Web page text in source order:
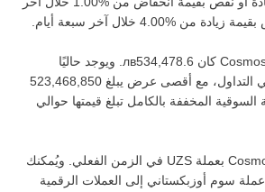
زيادة من ‏ خلال آخر سبعة أيام.
كان ‏
. ويوجد حاليًا
التداول، مع أقصى عرض يبلغ
السوقية المخففة بالكامل تبلغ قيمتها حوالي
بعملة ‏ UZS في الزمن الفعلي. ويُمكنك
سوم أوزبكستاني إلى العملات الرقمية